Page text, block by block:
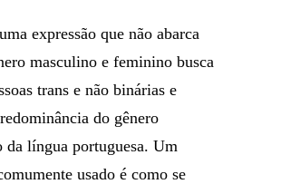
expressão que não abarca
masculino e feminino busca
trans e não binárias e
do gênero
da língua portuguesa. Um
usado é como se